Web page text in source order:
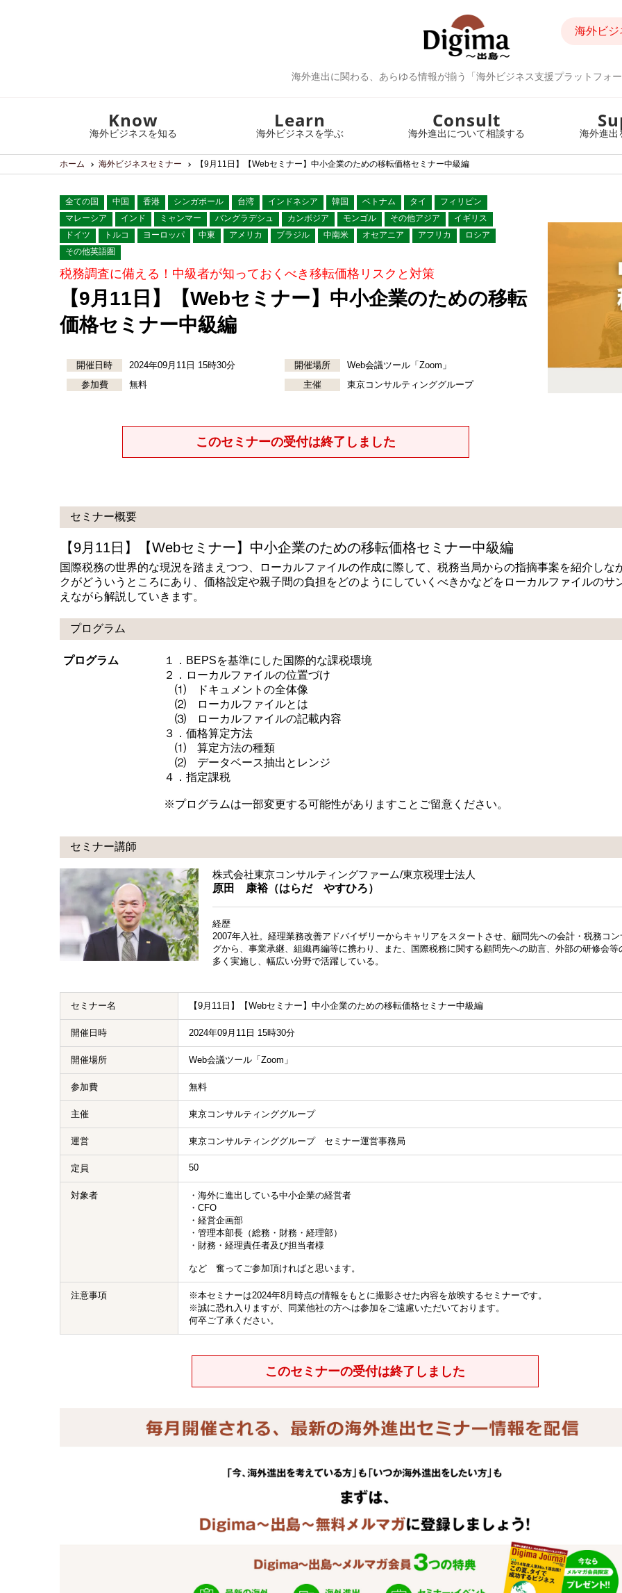
海外進出に関わる、あらゆる情報が揃う「海外ビジネス支援プラットフォー
海外ビジ
Know
海外ビジネスを知る
Learn
海外ビジネスを学ぶ
Consult
海外進出について相談する 海外進出
ホーム 海外ビジネスセミナー 【9月11日】【Webセミナー】中小企業のための移転価格セミナー中級編
全ての国 中国 香港 シンガポール 台湾 インドネシア 韓国 ベトナム タイ
フィリピン
マレーシア
インド ミャンマー バングラデシュ カンボジア モンゴル その他アジア
イギリス
ドイツ
トルコ ヨーロッパ 中東 アメリカ ブラジル 中南米 オセアニア アフリカ
ロシア
その他英語圏
税務調査に備える！中級者が知っておくべき移転価格リスクと対策
【9月11日】【Webセミナー】中小企業のための移転
価格セミナー中級編
開催日時 2024年09月11日 15時30分 開催場所
Web会議ツール「Zoom」
参加費
無料 主催 東京コンサルティンググループ
このセミナーの受付は終了しました
セミナー概要
【9月11日】【Webセミナー】中小企業のための移転価格セミナー中級編
国際税務の世界的な現況を踏まえつつ、ローカルファイルの作成に際して、税務当局からの指摘事案を紹介しな
クがどういうところにあり、価格設定や親子間の負担をどのようにしていくべきかなどをローカルファイルのサ
えながら解説していきます。
プログラム
プログラム
１．BEPSを基準にした国際的な課税環境
２．ローカルファイルの位置づけ
⑴ ドキュメントの全体像
⑵ ローカルファイルとは
⑶ ローカルファイルの記載内容
３．価格算定方法
⑴ 算定方法の種類
⑵ データベース抽出とレンジ
４．指定課税
※プログラムは一部変更する可能性がありますことご留意ください。
セミナー講師
株式会社東京コンサルティングファーム/東京税理士法人
原田 康裕（はらだ やすひろ）
経歴
2007年入社。経理業務改善アドバイザリーからキャリアをスタートさせ、顧問先への会計・税務コン
グから、事業承継、組織再編等に携わり、また、国際税務に関する顧問先への助言、外部の研修会等
多く実施し、幅広い分野で活躍している。
セミナー名 【9月11日】【Webセミナー】中小企業のための移転価格セミナー中級編
開催日時 2024年09月11日 15時30分
開催場所 Web会議ツール「Zoom」
参加費 無料
主催 東京コンサルティンググループ
運営 東京コンサルティンググループ セミナー運営事務局
定員 50
対象者
・海外に進出している中小企業の経営者
・CFO
・経営企画部
・管理本部長（総務・財務・経理部）
・財務・経理責任者及び担当者様
など 奮ってご参加頂ければと思います。
注意事項
※本セミナーは2024年8月時点の情報をもとに撮影させた内容を放映するセミナーです。
※誠に恐れ入りますが、同業他社の方へは参加をご遠慮いただいております。
何卒ご了承ください。
このセミナーの受付は終了しました